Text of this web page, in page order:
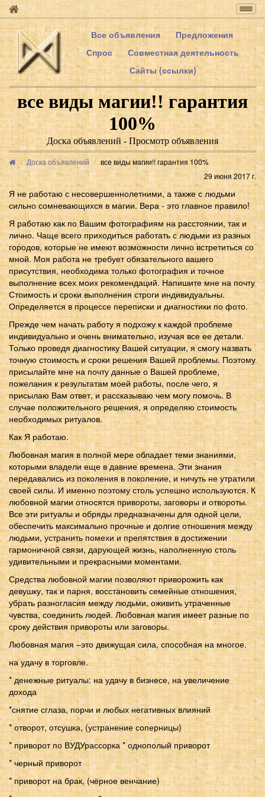
Все объявления
Предложения
Спрос
Совместная деятельность
Сайты (ссылки)
все виды магии!! гарантия
100%
Доска объявлений - Просмотр объявления
Доска объявлений
все виды магии!! гарантия 100%
29 июня 2017 г.
Я не работаю с несовершеннолетними, а также с людьми
сильно сомневающихся в магии. Вера - это главное правило!
Я работаю как по Вашим фотографиям на расстоянии, так и
лично. Чаще всего приходиться работать с людьми из разных
городов, которые не имеют возможности лично встретиться со
мной. Моя работа не требует обязательного вашего
присутствия, необходима только фотография и точное
выполнение всех моих рекомендаций. Напишите мне на почту
Стоимость и сроки выполнения строги индивидуальны.
Определяется в процессе переписки и диагностики по фото.
Прежде чем начать работу я подхожу к каждой проблеме
индивидуально и очень внимательно, изучая все ее детали.
Только проведя диагностику Вашей ситуации, я смогу назвать
точную стоимость и сроки решения Вашей проблемы. Поэтому
присылайте мне на почту данные о Вашей проблеме,
пожелания к результатам моей работы, после чего, я
присылаю Вам ответ, и рассказываю чем могу помочь. В
случае положительного решения, я определяю стоимость
необходимых ритуалов.
Как Я работаю.
Любовная магия в полной мере обладает теми знаниями,
которыми владели еще в давние времена. Эти знания
передавались из поколения в поколение, и ничуть не утратили
своей силы. И именно поэтому столь успешно используются. К
любовной магии относятся привороты, заговоры и отвороты.
Все эти ритуалы и обряды предназначены для одной цели,
обеспечить максимально прочные и долгие отношения между
людьми, устранить помехи и препятствия в достижении
гармоничной связи, дарующей жизнь, наполненную столь
удивительными и прекрасными моментами.
Средства любовной магии позволяют приворожить как
девушку, так и парня, восстановить семейные отношения,
убрать разногласия между людьми, оживить утраченные
чувства, соединить людей. Любовная магия имеет разные по
сроку действия привороты или заговоры.
Любовная магия –это движущая сила, способная на многое.
на удачу в торговле.
* денежные ритуалы: на удачу в бизнесе, на увеличение
дохода
*снятие сглаза, порчи и любых негативных влияний
* отворот, отсушка, (устранение соперницы)
* приворот по ВУДУрассорка * однополый приворот
* черный приворот
* приворот на брак, (чёрное венчание)